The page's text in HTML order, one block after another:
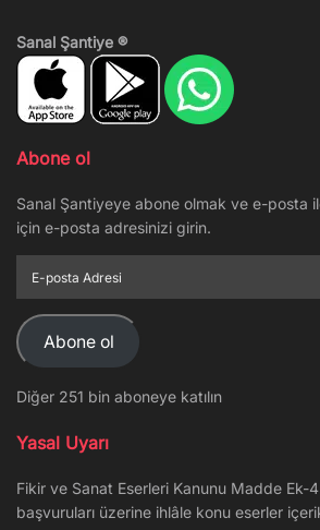
Sanal Şantiye ®
Abone ol
Sanal Şantiyeye abone olmak ve e-posta
için e-posta adresinizi girin.
posta
Adresi
Abone ol
Diğer 251 bin aboneye katılın
Yasal Uyarı
Fikir ve Sanat Eserleri Kanunu Madde Ek-
başvuruları üzerine ihlâle konu eserler